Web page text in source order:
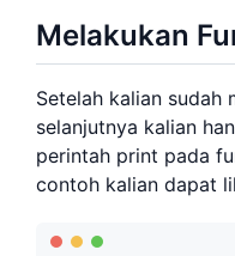
Melakukan
Setelah kalian sudah
selanjutnya kalian
perintah print pada
contoh kalian dapat